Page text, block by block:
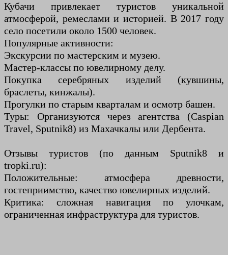
Кубачи привлекает туристов уникальной
атмосферой, ремеслами и историей. В 2017 году
село посетили около 1500 человек.
Популярные активности:
Экскурсии по мастерским и музею.
Мастер-классы по ювелирному делу.
Покупка серебряных изделий (кувшины,
браслеты, кинжалы).
Прогулки по старым кварталам и осмотр башен.
Туры: Организуются через агентства (Caspian
Travel, Sputnik8) из Махачкалы или Дербента.
Отзывы туристов (по данным Sputnik8 и
tropki.ru):
Положительные: атмосфера древности,
гостеприимство, качество ювелирных изделий.
Критика: сложная навигация по улочкам,
ограниченная инфраструктура для туристов.